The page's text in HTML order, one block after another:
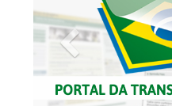
Previous